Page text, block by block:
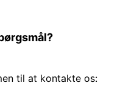
til at kontakte os: